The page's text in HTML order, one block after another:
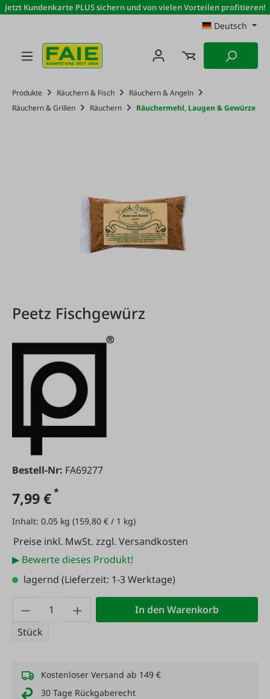
Zum Hauptinhalt springen
Jetzt Kundenkarte PLUS sichern und von vielen Vorteilen profitieren!
Deutsch
Produkte Räuchern & Fisch
Räuchern & Angeln
Räuchern & Grillen
Räuchern Räuchermehl, Laugen & Gewürze
Peetz Fischgewürz
Bestell-Nr: FA69277
7,99 €*
Inhalt: 0.05 kg (159,80 € / 1 kg)
Preise inkl. MwSt. zzgl. Versandkosten
▶ Bewerte dieses Produkt!
lagernd (Lieferzeit: 1-3 Werktage)
Produkt Anzahl: Gib den gewünschten
Stück
In den Warenkorb
Kostenloser Versand ab 149 €
30 Tage Rückgaberecht